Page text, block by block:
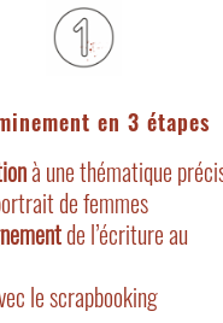
en 3 étapes
à une thématique
de femmes
de l’écriture au
le scrapbooking